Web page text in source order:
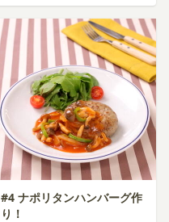
#4 ナポリタンハンバーグ作
り！